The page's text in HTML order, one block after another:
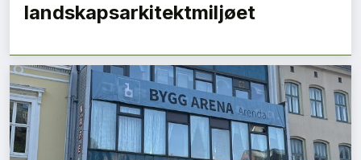
landskapsarkitektmiljøet